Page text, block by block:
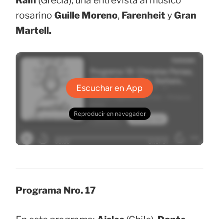
rosarino Guille Moreno, Farenheit yGran
Martell.
Programa Nro. 17